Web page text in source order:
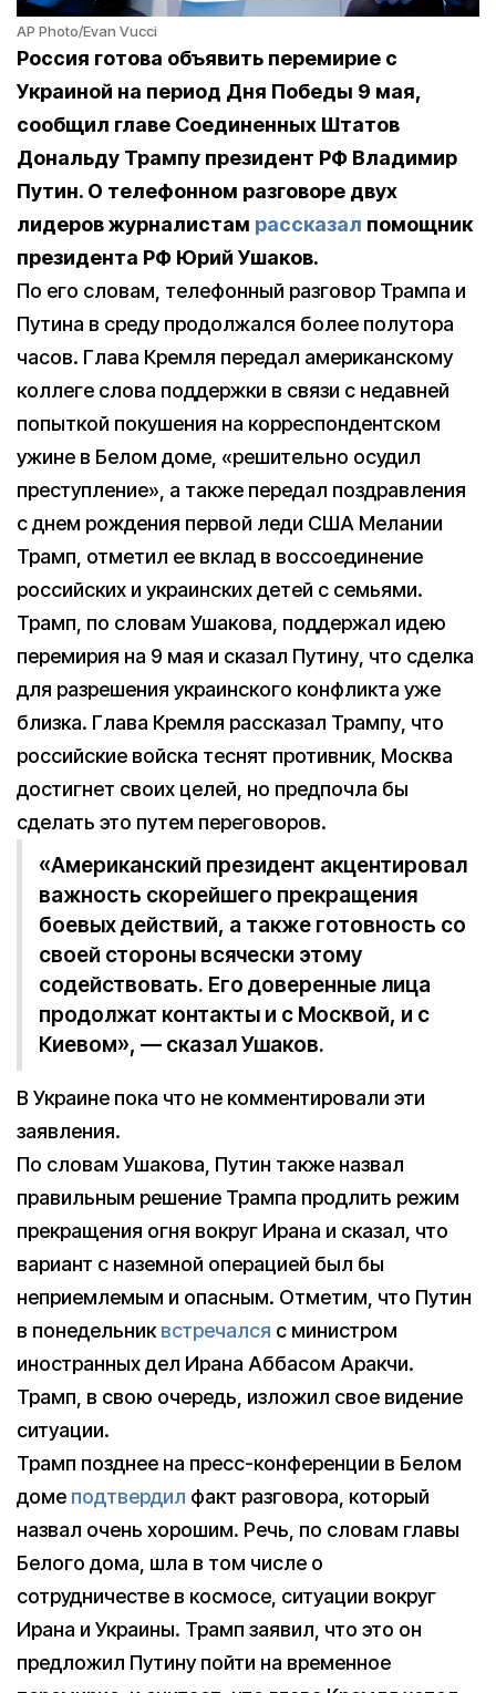
AP Photo/Evan Vucci
Россия готова объявить перемирие с
Украиной на период Дня Победы 9 мая,
сообщил главе Соединенных Штатов
Дональду Трампу президент РФ Владимир
Путин. О телефонном разговоре двух
лидеров журналистам рассказал помощник
президента РФ Юрий Ушаков.
По его словам, телефонный разговор Трампа и
Путина в среду продолжался более полутора
часов. Глава Кремля передал американскому
коллеге слова поддержки в связи с недавней
попыткой покушения на корреспондентском
ужине в Белом доме, «решительно осудил
преступление», а также передал поздравления
с днем рождения первой леди США Мелании
Трамп, отметил ее вклад в воссоединение
российских и украинских детей с семьями.
Трамп, по словам Ушакова, поддержал идею
перемирия на 9 мая и сказал Путину, что сделка
для разрешения украинского конфликта уже
близка. Глава Кремля рассказал Трампу, что
российские войска теснят противник, Москва
достигнет своих целей, но предпочла бы
сделать это путем переговоров.
«Американский президент акцентировал
важность скорейшего прекращения
боевых действий, а также готовность со
своей стороны всячески этому
содействовать. Его доверенные лица
продолжат контакты и с Москвой, и с
Киевом», — сказал Ушаков.
В Украине пока что не комментировали эти
заявления.
По словам Ушакова, Путин также назвал
правильным решение Трампа продлить режим
прекращения огня вокруг Ирана и сказал, что
вариант с наземной операцией был бы
неприемлемым и опасным. Отметим, что Путин
в понедельниквстречался с министром
иностранных дел Ирана Аббасом Аракчи.
Трамп, в свою очередь, изложил свое видение
ситуации.
Трамп позднее на пресс-конференции в Белом
доме подтвердил факт разговора, который
назвал очень хорошим. Речь, по словам главы
Белого дома, шла в том числе о
сотрудничестве в космосе, ситуации вокруг
Ирана и Украины. Трамп заявил, что это он
предложил Путину пойти на временное